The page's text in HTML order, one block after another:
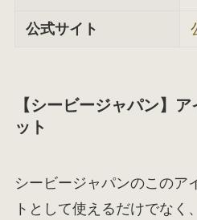
公式サイト
【シービージャパン】
ット
シービージャパンのこのア
トとして使えるだけでなく